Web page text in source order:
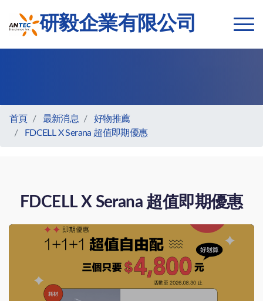
研毅企業有限公司
首頁 最新消息
好物推薦
FDCELL X Serana 超值即期優惠
FDCELL X Serana 超值即期優惠